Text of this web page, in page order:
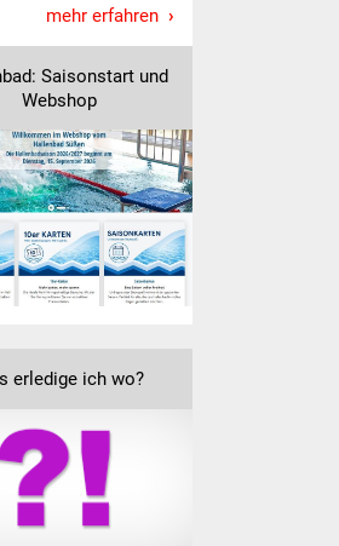
mehr erfahren
Saisonstart und
Webshop
erledige ich wo?